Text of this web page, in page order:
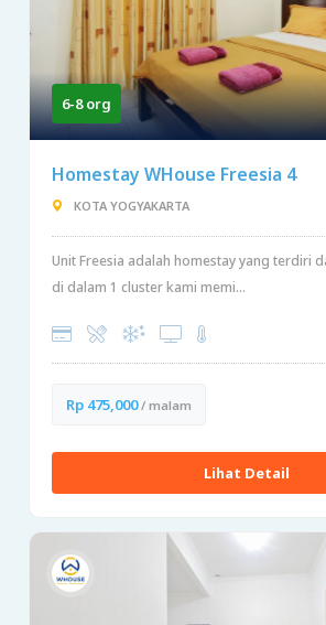
6-8 org
Homestay WHouse Freesia 4
KOTA YOGYAKARTA
Unit Freesia adalah homestay yang terdiri
di dalam 1 cluster kami memi...
Rp 475,000/ malam
Lihat Detail